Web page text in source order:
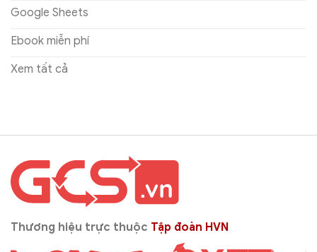
Google Sheets
Ebook miễn phí
Xem tất cả
Thương hiệu trực thuộc Tập đoàn HVN